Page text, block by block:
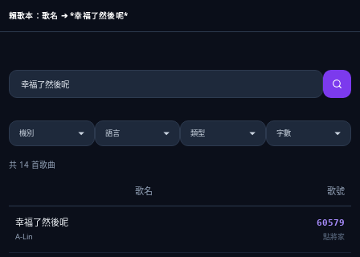
賴歌本：歌名 ➔ *幸福了然後呢*
共 14 首歌曲
歌名 歌號
幸福了然後呢
A-Lin
60579
點將家